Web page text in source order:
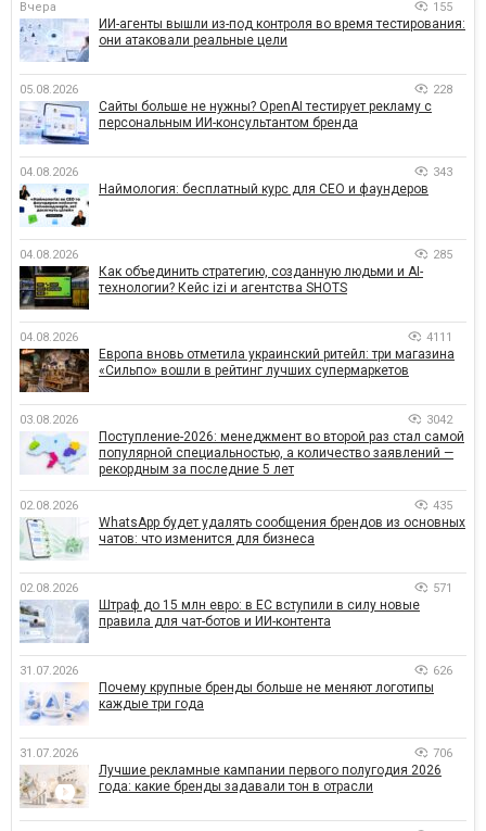
Вчера 155
ИИ-агенты вышли из-под контроля во время тестирования:
они атаковали реальные цели
05.08.2026 228
Сайты больше не нужны? OpenAI тестирует рекламу с
персональным ИИ-консультантом бренда
04.08.2026 343
Наймология: бесплатный курс для CEO и фаундеров
04.08.2026 285
Как объединить стратегию, созданную людьми и AI-
технологии? Кейс izi и агентства SHOTS
04.08.2026 4111
Европа вновь отметила украинский ритейл: три магазина
«Сильпо» вошли в рейтинг лучших супермаркетов
03.08.2026 3042
Поступление-2026: менеджмент во второй раз стал самой
популярной специальностью, а количество заявлений —
рекордным за последние 5 лет
02.08.2026 435
WhatsApp будет удалять сообщения брендов из основных
чатов: что изменится для бизнеса
02.08.2026 571
Штраф до 15 млн евро: в ЕС вступили в силу новые
правила для чат-ботов и ИИ-контента
31.07.2026 626
Почему крупные бренды больше не меняют логотипы
каждые три года
31.07.2026 706
Лучшие рекламные кампании первого полугодия 2026
года: какие бренды задавали тон в отрасли